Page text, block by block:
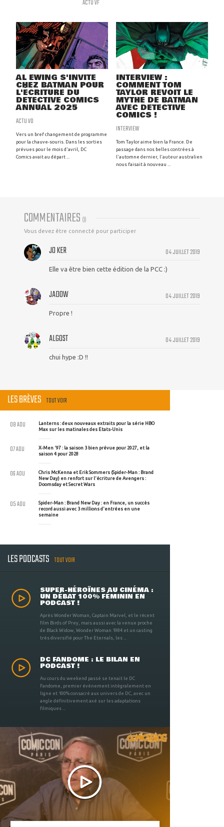
ACTU VF
AL EWING S'INVITE
CHEZ BATMAN POUR
L'ÉCRITURE DU
DETECTIVE COMICS
ANNUAL 2025
ACTU VO
Vers un bref changement de programme
pour la chauve-souris. Dans les sorties
prévues pour le mois d'avril, DC
Comics avait au départ ...
INTERVIEW :
COMMENT TOM
TAYLOR REVOIT LE
MYTHE DE BATMAN
AVEC DETECTIVE
COMICS !
INTERVIEW
Tom Taylor aime bien la France. De
passage dans nos belles contrées à
l'automne dernier, l'auteur australien
nous faisait à nouveau ...
COMMENTAIRES (3)
Vous devez être connecté pour participer
04 JUILLET 2019
JO KER
Elle va être bien cette édition de la PCC :)
04 JUILLET 2019
JADOW
Propre !
04 JUILLET 2019
ALGOST
chui hype :D !!
LES BRÈVES TOUT VOIR
Lanterns : deux nouveaux extraits pour la série HBO
Max sur les matinales des Etats-Unis
08 AOU
X-Men '97 : la saison 3 bien prévue pour 2027, et la
saison 4 pour 2028
07 AOU
Chris McKenna et Erik Sommers (Spider-Man : Brand
New Day) en renfort sur l'écriture de Avengers :
Doomsday et Secret Wars
06 AOU
Spider-Man : Brand New Day : en France, un succès
record aussi avec 3 millions d'entrées en une
semaine
05 AOU
LES PODCASTS TOUT VOIR
SUPER-HÉROÏNES AU CINÉMA :
UN DÉBAT 100% FÉMININ EN
PODCAST !
Après Wonder Woman, Captain Marvel, et le récent
film Birds of Prey, mais aussi avec la venue proche
de Black Widow, Wonder Woman 1984 et un casting
très diversifié pour The Eternals, les ...
DC FANDOME : LE BILAN EN
PODCAST !
Au cours du weekend passé se tenait le DC
Fandome, premier évènement intégralement en
ligne et 100% consacré aux univers de DC, avec un
angle définitivement axé sur les adaptations
filmiques ...